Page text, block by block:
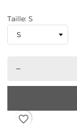
Taille: S
–
favorite_border